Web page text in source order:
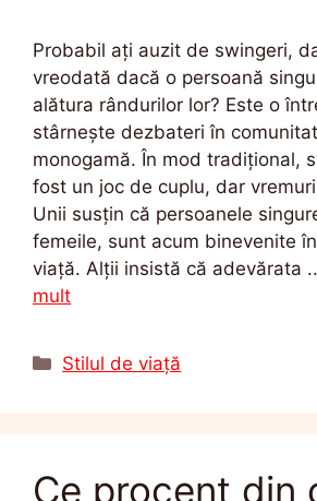
Probabil ați auzit de swingeri,
vreodată dacă o persoană
alătura rândurilor lor? Este o
stârnește dezbateri în
monogamă. În mod tradițional,
fost un joc de cuplu, dar
Unii susțin că persoanele
femeile, sunt acum binevenite
viață. Alții insistă că adevărata
mult
Categorii
Stilul de viață
Ce procent din